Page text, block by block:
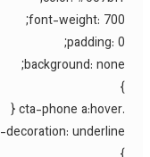
font-weight:
padding:
background:
text-decoration: